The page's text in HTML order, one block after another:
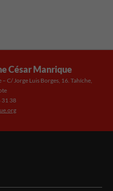
César Manrique
– C/ Jorge Luis Borges, 16. Tahíche,
31 38